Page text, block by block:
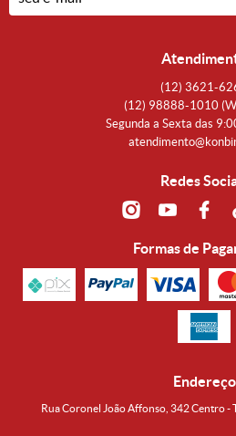
(12) 3621-
(12) 98888-1010
Segunda a Sexta das
Redes
Formas de
Endereço
Rua Coronel João Affonso, 342 Centro -